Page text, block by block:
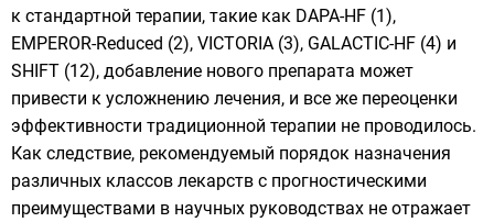
к стандартной терапии, такие как DAPA-HF (1),
EMPEROR-Reduced (2), VICTORIA (3), GALACTIC-HF (4) и
SHIFT (12), добавление нового препарата может
привести к усложнению лечения, и все же переоценки
эффективности традиционной терапии не проводилось.
Как следствие, рекомендуемый порядок назначения
различных классов лекарств с прогностическими
преимуществами в научных руководствах не отражает